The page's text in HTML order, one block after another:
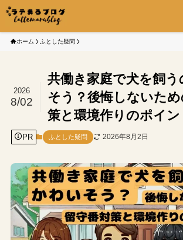
ホーム ふとした疑問
共働き家庭で犬を飼
そう？後悔しないた
策と環境作りのポイン
2026
8/02
PR ふとした疑問 2026年8月2日